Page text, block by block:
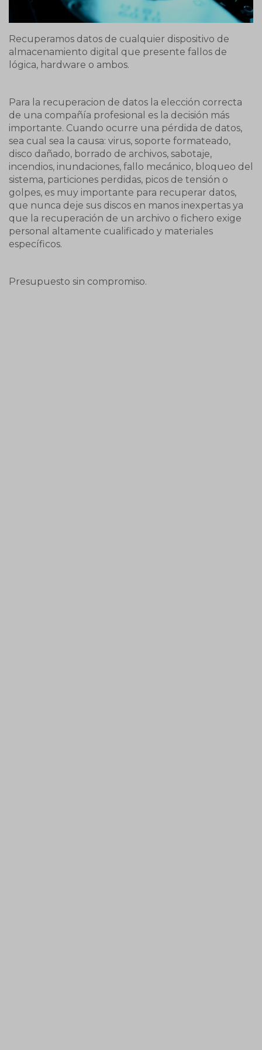
Recuperamos datos de cualquier dispositivo de
almacenamiento digital que presente fallos de
lógica, hardware o ambos.
Para la recuperacion de datos la elección correcta
de una compañía profesional es la decisión más
importante. Cuando ocurre una pérdida de datos,
sea cual sea la causa: virus, soporte formateado,
disco dañado, borrado de archivos, sabotaje,
incendios, inundaciones, fallo mecánico, bloqueo del
sistema, particiones perdidas, picos de tensión o
golpes, es muy importante para recuperar datos,
que nunca deje sus discos en manos inexpertas ya
que la recuperación de un archivo o fichero exige
personal altamente cualificado y materiales
específicos.
Presupuesto sin compromiso.